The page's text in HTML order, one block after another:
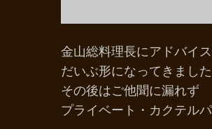
金山総料理長にアドバイ
だいぶ形になってきまし
その後はご他聞に漏れず
プライベート・カクテル